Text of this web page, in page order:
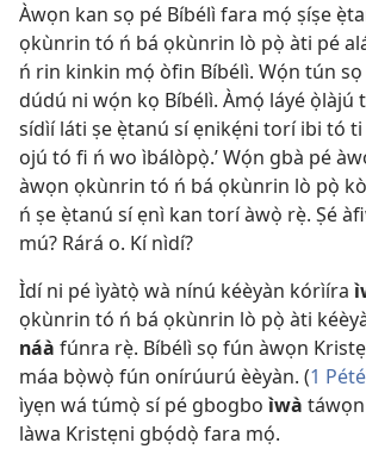
Àwọn kan sọ pé Bíbélì fara mọ́ ṣíṣe
ọkùnrin tó ń bá ọkùnrin lò pọ̀ àti pé
ń rin kinkin mọ́ òfin Bíbélì. Wọ́n tún sọ
dúdú ni wọ́n kọ Bíbélì. Àmọ́ láyé ọ̀làjú
sídìí láti ṣe ẹ̀tanú sí ẹnikẹ́ni torí ibi tó ti
ojú tó fi ń wo ìbálòpọ̀.’ Wọ́n gbà pé
àwọn ọkùnrin tó ń bá ọkùnrin lò pọ̀
ń ṣe ẹ̀tanú sí ẹnì kan torí àwọ̀ rẹ̀. Ṣé
mú? Rárá o. Kí nìdí?
Ìdí ni pé ìyàtọ̀ wà nínú kéèyàn kórìíra
ọkùnrin tó ń bá ọkùnrin lò pọ̀ àti
náà fúnra rẹ̀. Bíbélì sọ fún àwọn
máa bọ̀wọ̀ fún onírúurú èèyàn. (1
ìyẹn wá túmọ̀ sí pé gbogbo ìwà
làwa Kristẹni gbọ́dọ̀ fara mọ́.